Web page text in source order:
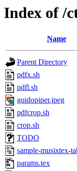
Index of /
Name
Parent Directory
pdfx.sh
pdfl.sh
guidopiper.jpeg
pdfcrop.sh
crop.sh
TODO
sample-musixtex-
params.tex